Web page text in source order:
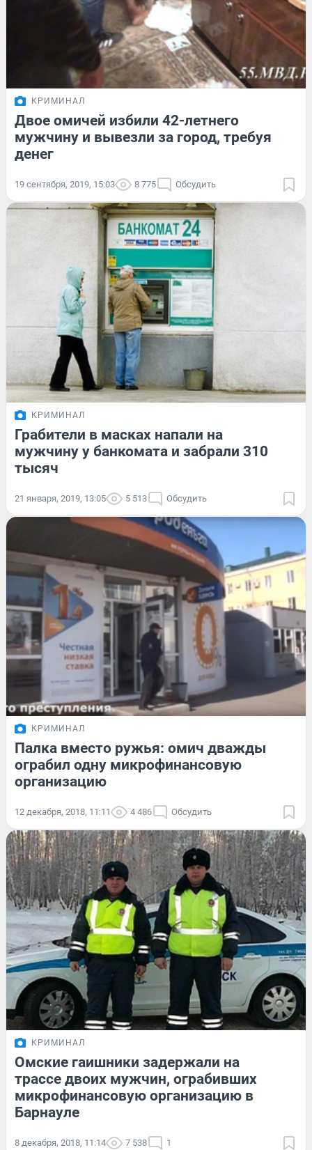
КРИМИНАЛ
Двое омичей избили 42-летнего
мужчину и вывезли за город, требуя
денег
19 сентября, 2019, 15:03 8 775 Обсудить
КРИМИНАЛ
Грабители в масках напали на
мужчину у банкомата и забрали 310
тысяч
21 января, 2019, 13:05 5 513 Обсудить
КРИМИНАЛ
Палка вместо ружья: омич дважды
ограбил одну микрофинансовую
организацию
12 декабря, 2018, 11:11 4 486 Обсудить
КРИМИНАЛ
Омские гаишники задержали на
трассе двоих мужчин, ограбивших
микрофинансовую организацию в
Барнауле
8 декабря, 2018, 11:14 7 538 1